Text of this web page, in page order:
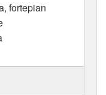
fortepian